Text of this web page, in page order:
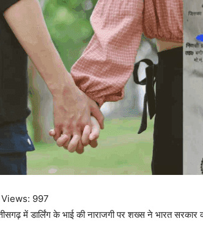
997
में डार्लिंग के भाई की नाराजगी पर शख्स ने भारत सरकार